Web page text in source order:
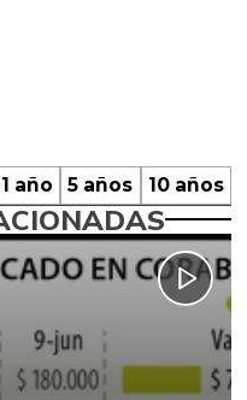
1 año 5 años 10 años